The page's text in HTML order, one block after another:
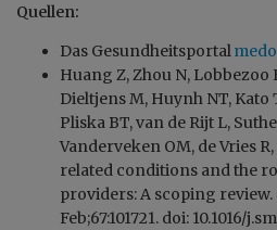
Quellen:
Das Gesundheitsportal
Huang Z, Zhou N, Lobbezoo
Dieltjens M, Huynh NT, Kato
Pliska BT, van de Rijt L,
Vanderveken OM, de Vries
related conditions and the
providers: A scoping review.
Feb;67:101721. doi: 10.1016/